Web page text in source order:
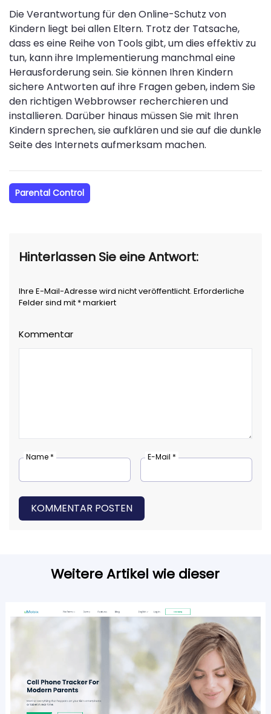
Die Verantwortung für den Online-Schutz von
Kindern liegt bei allen Eltern. Trotz der Tatsache,
dass es eine Reihe von Tools gibt, um dies effektiv zu
tun, kann ihre Implementierung manchmal eine
Herausforderung sein. Sie können Ihren Kindern
sichere Antworten auf ihre Fragen geben, indem Sie
den richtigen Webbrowser recherchieren und
installieren. Darüber hinaus müssen Sie mit Ihren
Kindern sprechen, sie aufklären und sie auf die dunkle
Seite des Internets aufmerksam machen.
Parental Control
Hinterlassen Sie eine Antwort:
Ihre E-Mail-Adresse wird nicht veröffentlicht. Erforderliche
Felder sind mit * markiert
Kommentar
Name * E-Mail *
KOMMENTAR POSTEN
Weitere Artikel wie dieser